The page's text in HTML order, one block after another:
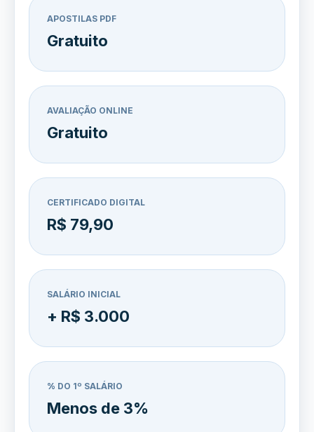
APOSTILAS PDF
Gratuito
AVALIAÇÃO ONLINE
Gratuito
CERTIFICADO DIGITAL
R$ 79,90
SALÁRIO INICIAL
+ R$ 3.000
% DO 1º SALÁRIO
Menos de 3%